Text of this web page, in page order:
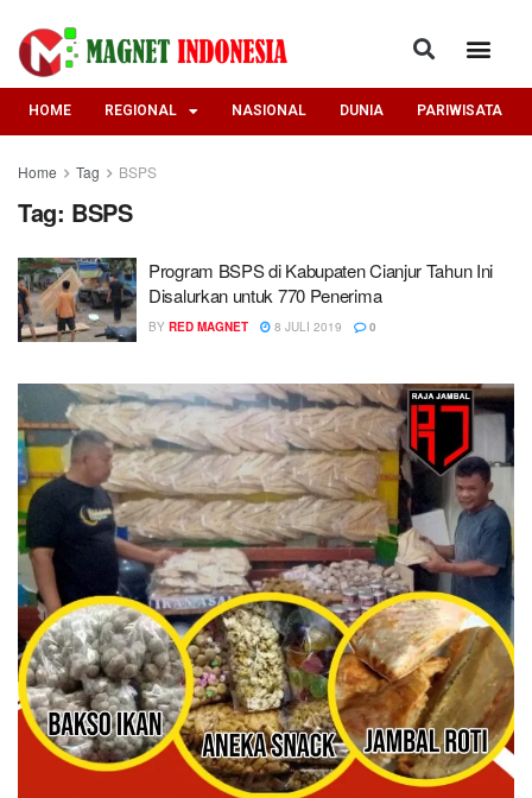
HOME REGIONAL NASIONAL DUNIA PARIWISATA
Home Tag BSPS
Tag: BSPS
Program BSPS di Kabupaten Cianjur Tahun Ini
Disalurkan untuk 770 Penerima
BY RED MAGNET 8 JULI 2019 0